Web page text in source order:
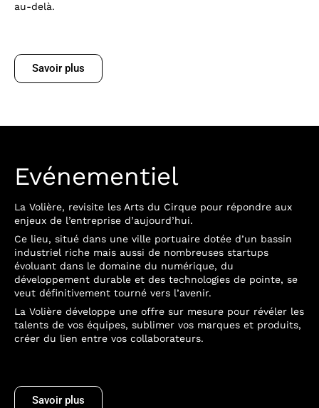
au-delà.
Savoir plus
Evénementiel
La Volière, revisite les Arts du Cirque pour répondre aux
enjeux de l’entreprise d’aujourd’hui.
Ce lieu, situé dans une ville portuaire dotée d’un bassin
industriel riche mais aussi de nombreuses startups
évoluant dans le domaine du numérique, du
développement durable et des technologies de pointe, se
veut définitivement tourné vers l’avenir.
La Volière développe une offre sur mesure pour révéler les
talents de vos équipes, sublimer vos marques et produits,
créer du lien entre vos collaborateurs.
Savoir plus